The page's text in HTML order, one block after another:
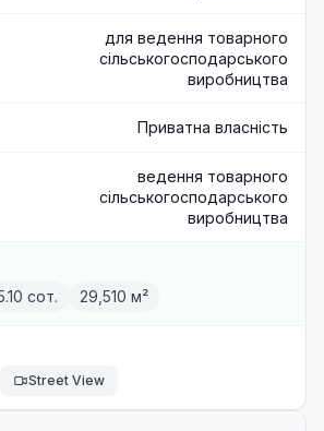
для ведення товарного
сільськогосподарського
виробництва
Приватна власність
ведення товарного
сільськогосподарського
виробництва
сот. 29,510 м²
Street View